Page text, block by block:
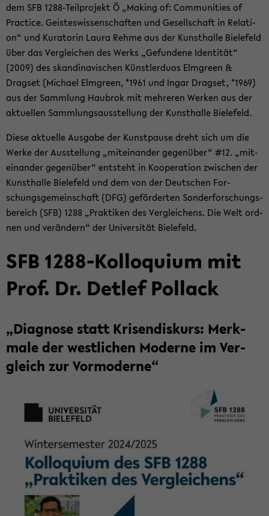
dem SFB 1288-​Teilprojekt Ö „Ma­king of: Com­mu­nities of
Prac­ti­ce. Geis­tes­wis­sen­schaf­ten und Ge­sell­schaft in Re­la­ti­
on“ und Ku­ra­to­rin Laura Rehme aus der Kunst­hal­le Bie­le­feld
über das Ver­glei­chen des Werks „Ge­fun­de­ne Iden­ti­tät“
(2009) des skan­di­na­vi­schen Künst­ler­du­os Elm­green &
Drags­et (Mi­cha­el Elm­green, *1961 und Ingar Drags­et, *1969)
aus der Samm­lung Hau­brok mit meh­re­ren Wer­ken aus der
ak­tu­el­len Samm­lungs­aus­stel­lung der Kunst­hal­le Bie­le­feld.
Diese ak­tu­el­le Aus­ga­be der Kunst­pau­se dreht sich um die
Werke der Aus­stel­lung „mit­ein­an­der ge­gen­über“ #12. „mit­
ein­an­der ge­gen­über“ ent­steht in Ko­ope­ra­ti­on zwi­schen der
Kunst­hal­le Bie­le­feld und dem von der Deut­schen For­
schungs­ge­mein­schaft (DFG) ge­för­der­ten Son­der­for­schungs­
be­reich (SFB) 1288 „Prak­ti­ken des Ver­glei­chens. Die Welt ord­
nen und ver­än­dern“ der Uni­ver­si­tät Bie­le­feld.
SFB 1288-​Kolloquium mit
Prof. Dr. Det­lef Pol­lack
„Dia­gno­se statt Kri­sen­dis­kurs: Merk­
ma­le der west­li­chen Mo­der­ne im Ver­
gleich zur Vor­mo­der­ne“